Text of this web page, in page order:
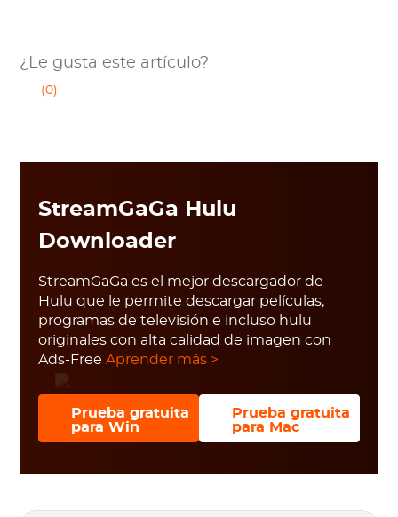
¿Le gusta este artículo?
(0)
StreamGaGa Hulu
Downloader
StreamGaGa es el mejor descargador de
Hulu que le permite descargar películas,
programas de televisión e incluso hulu
originales con alta calidad de imagen con
Ads-Free Aprender más >
Prueba gratuita
para Win
Prueba gratuita
para Mac